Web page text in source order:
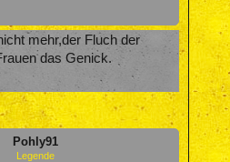
mehr,der Fluch der
das Genick.
Pohly91
Legende